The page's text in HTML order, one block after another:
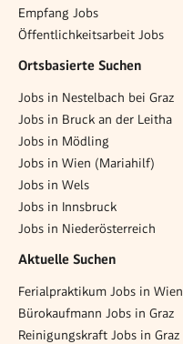
Empfang Jobs
Öffentlichkeitsarbeit Jobs
Ortsbasierte Suchen
Jobs in Nestelbach bei Graz
Jobs in Bruck an der Leitha
Jobs in Mödling
Jobs in Wien (Mariahilf)
Jobs in Wels
Jobs in Innsbruck
Jobs in Niederösterreich
Aktuelle Suchen
Ferialpraktikum Jobs in Wien
Bürokaufmann Jobs in Graz
Reinigungskraft Jobs in Graz